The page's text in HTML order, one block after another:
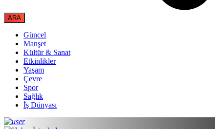
Güncel
Manşet
Kültür & Sanat
Etkinlikler
Yaşam
Çevre
Spor
Sağlık
İş Dünyası